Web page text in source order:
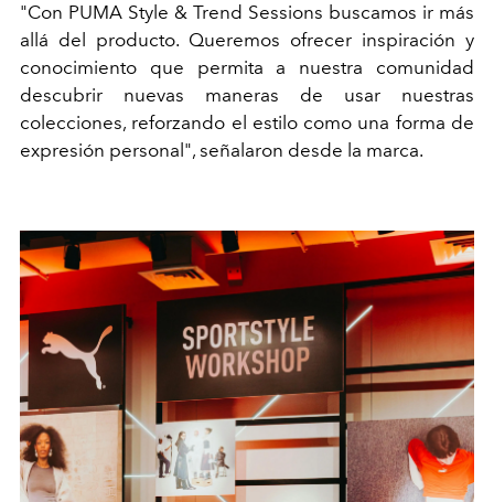
"Con PUMA Style & Trend Sessions buscamos ir más
allá del producto. Queremos ofrecer inspiración y
conocimiento que permita a nuestra comunidad
descubrir nuevas maneras de usar nuestras
colecciones, reforzando el estilo como una forma de
expresión personal", señalaron desde la marca.